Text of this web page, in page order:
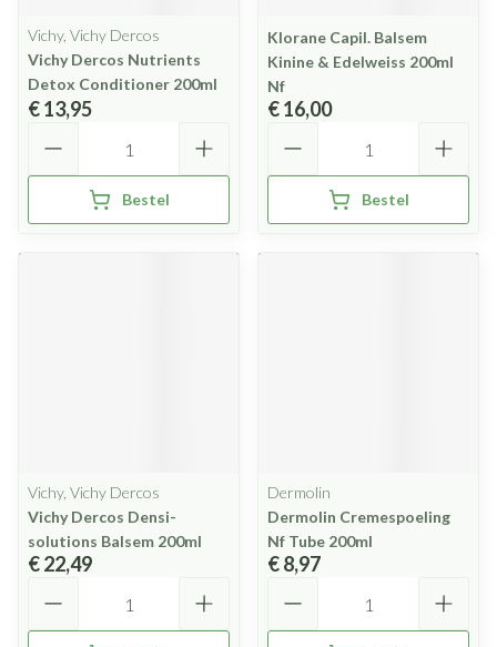
Vichy, Vichy Dercos
Vichy Dercos Nutrients
Detox Conditioner 200ml
€ 13,95
Bestel
Klorane Capil. Balsem
Kinine & Edelweiss 200ml
Nf
€ 16,00
Bestel
Vichy, Vichy Dercos
Vichy Dercos Densi-
solutions Balsem 200ml
€ 22,49
Dermolin
Dermolin Cremespoeling
Nf Tube 200ml
€ 8,97